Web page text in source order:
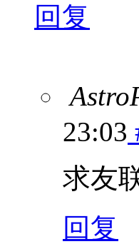
回复
23:03
求友
回复